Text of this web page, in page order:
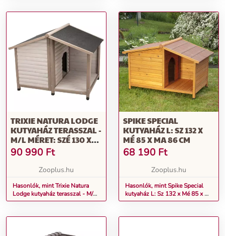
TRIXIE NATURA LODGE
KUTYAHÁZ TERASSZAL -
M/L MÉRET: SZÉ 130 X
MÉ 100 X MA 105 CM,
SZÜRKE (2 CSOMAG)
90 990 Ft
Zooplus.hu
Hasonlók, mint Trixie Natura
Lodge kutyaház terasszal - M/L
méret: Szé 130 x Mé 100 x Ma
SPIKE SPECIAL
KUTYAHÁZ L: SZ 132 X
MÉ 85 X MA 86 CM
68 190 Ft
Zooplus.hu
Hasonlók, mint Spike Special
kutyaház L: Sz 132 x Mé 85 x Ma
86 cm